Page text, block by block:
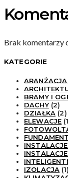
Brak komentarzy
KATEGORIE
BRAMY I
DACHY(2)
DZIAŁKA (2)
ELEWACJE
IZOLACJA (1)